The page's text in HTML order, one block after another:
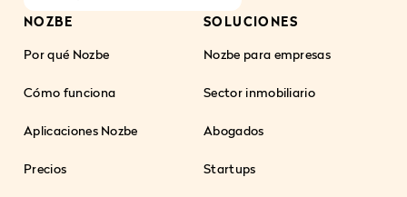
NOZBE
Por qué Nozbe
Cómo funciona
Aplicaciones Nozbe
Precios
SOLUCIONES
Nozbe para empresas
Sector inmobiliario
Abogados
Startups